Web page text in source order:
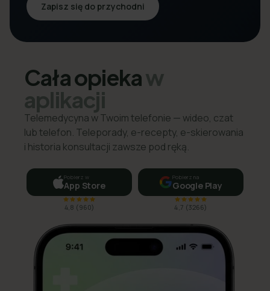
Zapisz się do przychodni
Cała opiekaw
aplikacji
Telemedycyna w Twoim telefonie — wideo, czat
lub telefon. Teleporady, e-recepty, e-skierowania
i historia konsultacji zawsze pod ręką.
Pobierz w
App Store
4,8 ( 960)
Pobierz na
Google Play
4,7 (3266)